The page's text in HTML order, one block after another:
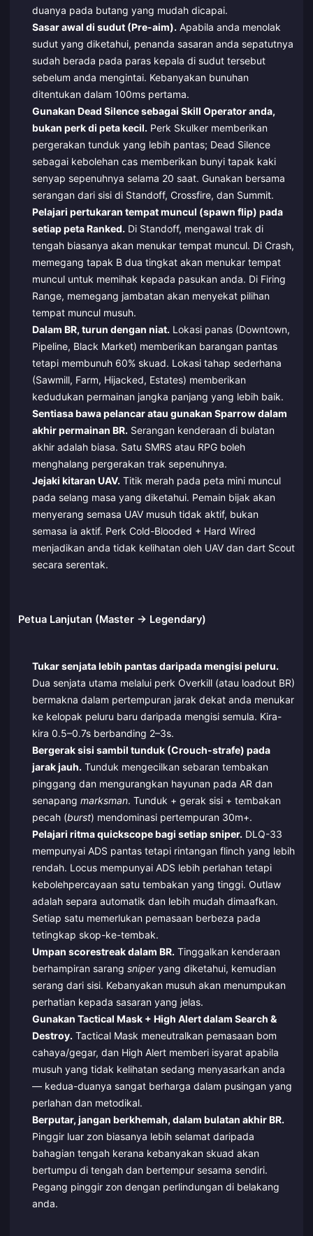
duanya pada butang yang mudah dicapai.
Sasar awal di sudut (Pre-aim). Apabila anda menolak
sudut yang diketahui, penanda sasaran anda sepatutnya
sudah berada pada paras kepala di sudut tersebut
sebelum anda mengintai. Kebanyakan bunuhan
ditentukan dalam 100ms pertama.
Gunakan Dead Silence sebagai Skill Operator anda,
bukan perk di peta kecil. Perk Skulker memberikan
pergerakan tunduk yang lebih pantas; Dead Silence
sebagai kebolehan cas memberikan bunyi tapak kaki
senyap sepenuhnya selama 20 saat. Gunakan bersama
serangan dari sisi di Standoff, Crossfire, dan Summit.
Pelajari pertukaran tempat muncul (spawn flip) pada
setiap peta Ranked. Di Standoff, mengawal trak di
tengah biasanya akan menukar tempat muncul. Di Crash,
memegang tapak B dua tingkat akan menukar tempat
muncul untuk memihak kepada pasukan anda. Di Firing
Range, memegang jambatan akan menyekat pilihan
tempat muncul musuh.
Dalam BR, turun dengan niat. Lokasi panas (Downtown,
Pipeline, Black Market) memberikan barangan pantas
tetapi membunuh 60% skuad. Lokasi tahap sederhana
(Sawmill, Farm, Hijacked, Estates) memberikan
kedudukan permainan jangka panjang yang lebih baik.
Sentiasa bawa pelancar atau gunakan Sparrow dalam
akhir permainan BR. Serangan kenderaan di bulatan
akhir adalah biasa. Satu SMRS atau RPG boleh
menghalang pergerakan trak sepenuhnya.
Jejaki kitaran UAV. Titik merah pada peta mini muncul
pada selang masa yang diketahui. Pemain bijak akan
menyerang semasa UAV musuh tidak aktif, bukan
semasa ia aktif. Perk Cold-Blooded + Hard Wired
menjadikan anda tidak kelihatan oleh UAV dan dart Scout
secara serentak.
Petua Lanjutan (Master → Legendary)
Tukar senjata lebih pantas daripada mengisi peluru.
Dua senjata utama melalui perk Overkill (atau loadout BR)
bermakna dalam pertempuran jarak dekat anda menukar
ke kelopak peluru baru daripada mengisi semula. Kira-
kira 0.5–0.7s berbanding 2–3s.
Bergerak sisi sambil tunduk (Crouch-strafe) pada
jarak jauh. Tunduk mengecilkan sebaran tembakan
pinggang dan mengurangkan hayunan pada AR dan
senapang marksman. Tunduk + gerak sisi + tembakan
pecah (burst) mendominasi pertempuran 30m+.
Pelajari ritma quickscope bagi setiap sniper. DLQ-33
mempunyai ADS pantas tetapi rintangan flinch yang lebih
rendah. Locus mempunyai ADS lebih perlahan tetapi
kebolehpercayaan satu tembakan yang tinggi. Outlaw
adalah separa automatik dan lebih mudah dimaafkan.
Setiap satu memerlukan pemasaan berbeza pada
tetingkap skop-ke-tembak.
Umpan scorestreak dalam BR. Tinggalkan kenderaan
berhampiran sarang sniperyang diketahui, kemudian
serang dari sisi. Kebanyakan musuh akan menumpukan
perhatian kepada sasaran yang jelas.
Gunakan Tactical Mask + High Alert dalam Search &
Destroy. Tactical Mask meneutralkan pemasaan bom
cahaya/gegar, dan High Alert memberi isyarat apabila
musuh yang tidak kelihatan sedang menyasarkan anda
— kedua-duanya sangat berharga dalam pusingan yang
perlahan dan metodikal.
Berputar, jangan berkhemah, dalam bulatan akhir BR.
Pinggir luar zon biasanya lebih selamat daripada
bahagian tengah kerana kebanyakan skuad akan
bertumpu di tengah dan bertempur sesama sendiri.
Pegang pinggir zon dengan perlindungan di belakang
anda.